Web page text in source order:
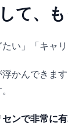
して
い」「キャ
浮かんできま
ンで非常に